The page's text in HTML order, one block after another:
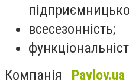
всесезонність;
Компанія Pavlov.ua